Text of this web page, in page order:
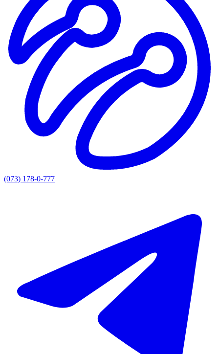
(073) 178-0-777